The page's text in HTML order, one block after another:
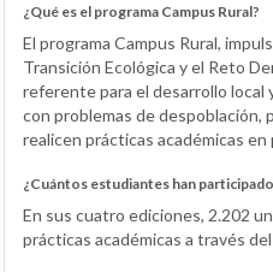
¿Qué es el programa Campus Rural?
El programa Campus Rural,
Transición Ecológica y el Reto
referente para el desarrollo local
con problemas de
realicen prácticas académicas
¿Cuántos estudiantes han
En sus cuatro ediciones, 2.202
prácticas académicas a través